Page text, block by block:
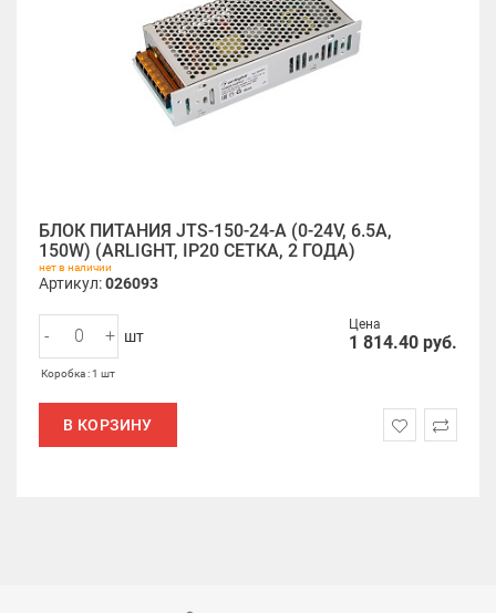
БЛОК ПИТАНИЯ JTS-150-24-A (0-24V, 6.5A,
150W) (ARLIGHT, IP20 СЕТКА, 2 ГОДА)
нет в наличии
Артикул:026093
Цена
1 814.40 руб.
- + шт
Коробка : 1 шт
В КОРЗИНУ